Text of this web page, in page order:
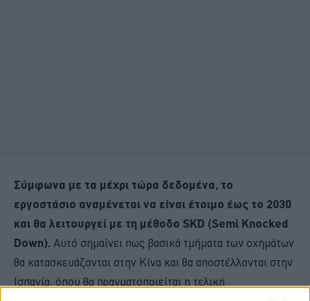
Σύμφωνα με τα μέχρι τώρα δεδομένα, το
εργοστάσιο αναμένεται να είναι έτοιμο έως το 2030
και θα λειτουργεί με τη μέθοδο SKD (Semi Knocked
Down). Αυτό σημαίνει πως βασικά τμήματα των οχημάτων
θα κατασκευάζονται στην Κίνα και θα αποστέλλονται στην
Ισπανία, όπου θα πραγματοποιείται η τελική